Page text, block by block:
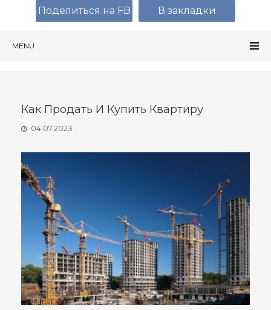
MENU
Как Продать И Купить Квартиру
04.07.2023
Поделиться на FB В закладки